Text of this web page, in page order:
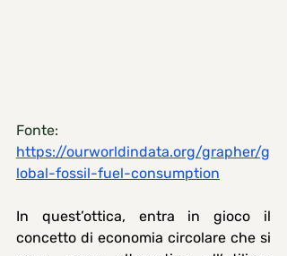
Fonte:
https://ourworldindata.org/grapher/g
lobal-fossil-fuel-consumption
In quest’ottica, entra in gioco il
concetto di economia circolare che si